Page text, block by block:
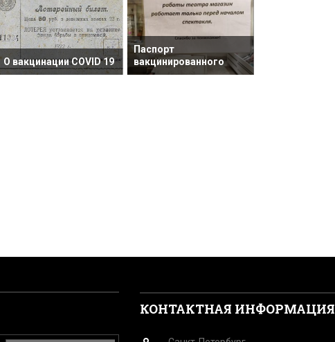
О вакцинации COVID 19
Паспорт
вакцинированного
КОНТАКТНАЯ ИНФОРМАЦИЯ